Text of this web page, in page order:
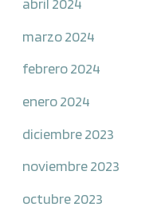
marzo 2024
febrero 2024
enero 2024
diciembre 2023
noviembre 2023
octubre 2023